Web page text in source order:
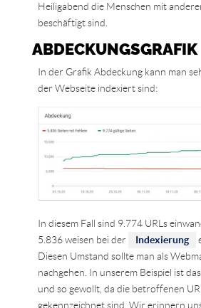
Heiligabend die Menschen mit
beschäftigt sind.
ABDECKUNGSGRAFIK
In der Grafik Abdeckung kann man
der Webseite indexiert sind:
In diesem Fall sind 9.774 URLs
5.836 weisen bei der
Indexierung
Diesen Umstand sollte man als
nachgehen. In unserem Beispiel ist
und so gewollt, da die betroffenen
gekennzeichnet sind. Wir erinnern